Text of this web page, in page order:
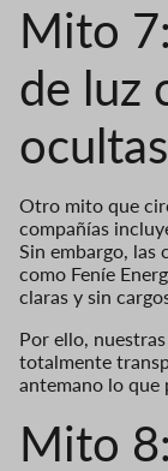
Mito
de luz
ocultas
Otro mito que
compañías
Sin embargo, las
como Feníe
claras y sin
Por ello,
totalmente
antemano lo que
Mito